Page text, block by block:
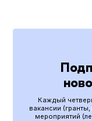
Каждый
вакансии
мероприятий